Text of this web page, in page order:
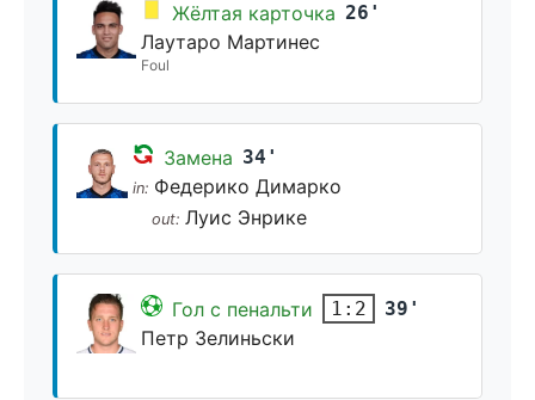
Жёлтая карточка 26'
Лаутаро Мартинес
Foul
Замена 34'
in: Федерико Димарко
out: Луис Энрике
Гол с пенальти 1:2 39'
Петр Зелиньски